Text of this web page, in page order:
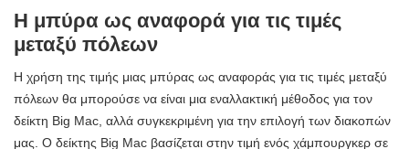
Η μπύρα ως αναφορά για τις τιμές
μεταξύ πόλεων
Η χρήση της τιμής μιας μπύρας ως αναφοράς για τις τιμές μεταξύ
πόλεων θα μπορούσε να είναι μια εναλλακτική μέθοδος για τον
δείκτη Big Mac, αλλά συγκεκριμένη για την επιλογή των διακοπών
μας. Ο δείκτης Big Mac βασίζεται στην τιμή ενός χάμπουργκερ σε